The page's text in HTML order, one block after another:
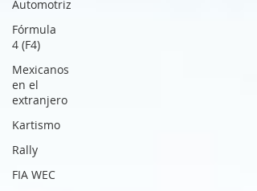
Automotriz
Fórmula
4 (F4)
Mexicanos
en el
extranjero
Kartismo
Rally
FIA WEC